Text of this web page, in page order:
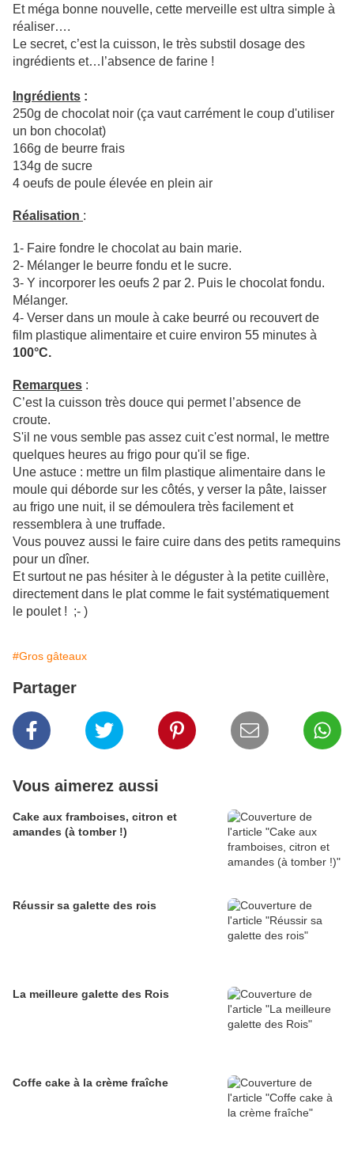
Et méga bonne nouvelle, cette merveille est ultra simple à
réaliser….
Le secret, c’est la cuisson, le très substil dosage des
ingrédients et…l’absence de farine !
Ingrédients :
250g de chocolat noir (ça vaut carrément le coup d'utiliser
un bon chocolat)
166g de beurre frais
134g de sucre
4 oeufs de poule élevée en plein air
Réalisation :
1- Faire fondre le chocolat au bain marie.
2- Mélanger le beurre fondu et le sucre.
3- Y incorporer les oeufs 2 par 2. Puis le chocolat fondu.
Mélanger.
4- Verser dans un moule à cake beurré ou recouvert de
film plastique alimentaire et cuire environ 55 minutes à
100°C.
Remarques :
C’est la cuisson très douce qui permet l’absence de
croute.
S'il ne vous semble pas assez cuit c'est normal, le mettre
quelques heures au frigo pour qu'il se fige.
Une astuce : mettre un film plastique alimentaire dans le
moule qui déborde sur les côtés, y verser la pâte, laisser
au frigo une nuit, il se démoulera très facilement et
ressemblera à une truffade.
Vous pouvez aussi le faire cuire dans des petits ramequins
pour un dîner.
Et surtout ne pas hésiter à le déguster à la petite cuillère,
directement dans le plat comme le fait systématiquement
le poulet ! ;- )
#Gros gâteaux
Partager
Vous aimerez aussi
Cake aux framboises, citron et
amandes (à tomber !)
Réussir sa galette des rois
La meilleure galette des Rois
Coffe cake à la crème fraîche